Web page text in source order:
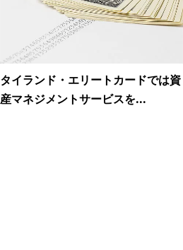
タイランド・エリートカードでは資
産マネジメントサービスを...